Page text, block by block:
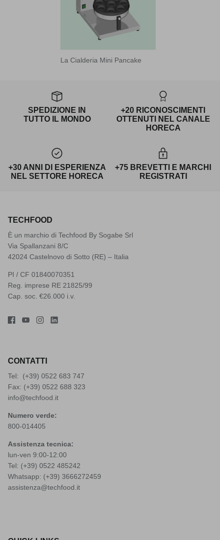
La Cialderia Mini Pancake
SPEDIZIONE IN
TUTTO IL MONDO
+20 RICONOSCIMENTI
OTTENUTI NEL CANALE
HORECA
+30 ANNI DI ESPERIENZA
NEL SETTORE HORECA
+75 BREVETTI E MARCHI
REGISTRATI
TECHFOOD
È un marchio di Techfood By Sogabe Srl
Via Spallanzani 8/C
42024 Castelnovo di Sotto (RE) – Italia
PI / CF 01840070351
Reg. imprese RE 21825/99
Cap. soc. €26.000 i.v.
CONTATTI
Tel: (+39) 0522 683 747
Fax: (+39) 0522 688 323
info@techfood.it
Numero verde:
800-014405
Assistenza tecnica:
lun-ven 9:00-12:00
Tel: (+39) 0522 485242
Whatsapp: (+39) 3666272459
assistenza@techfood.it